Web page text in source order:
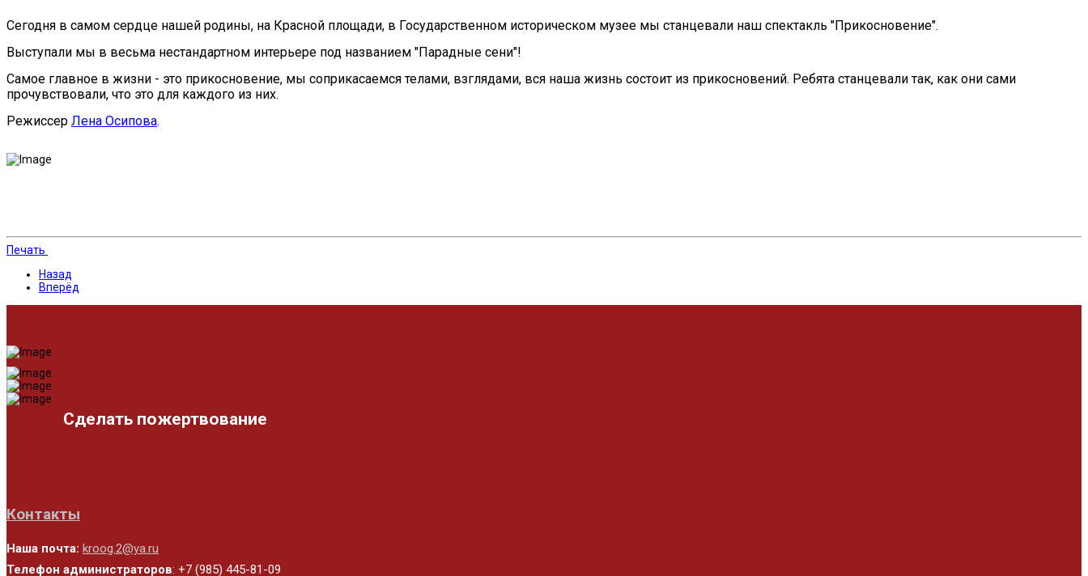
Сегодня в самом сердце нашей родины, на Красной площади, в Государственном историческом музее мы станцевали наш спектакль "Прикосновение".
Выступали мы в весьма нестандартном интерьере под названием "Парадные сени"!
Самое главное в жизни - это прикосновение, мы соприкасаемся телами, взглядами, вся наша жизнь состоит из прикосновений. Ребята станцевали так, как они сами
прочувствовали, что это для каждого из них.
Режиссер Лена Осипова.
Печать
Назад
Вперёд
Сделать пожертвование
Контакты
Наша почта: kroog.2@ya.ru
Телефон администраторов: +7 (985) 445-81-09